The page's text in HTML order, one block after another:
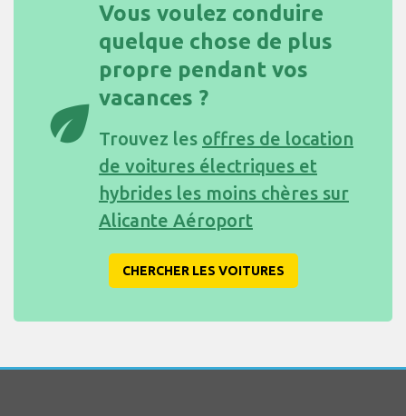
eco
Vous voulez conduire
quelque chose de plus
propre pendant vos
vacances ?
Trouvez les offres de location
de voitures électriques et
hybrides les moins chères sur
Alicante Aéroport
CHERCHER LES VOITURES